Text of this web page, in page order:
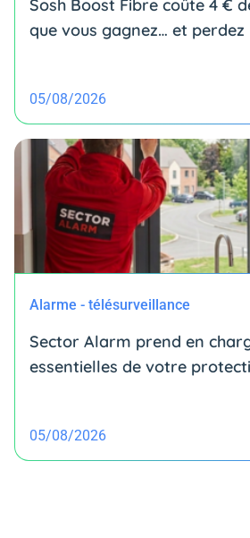
Sosh Boost Fibre coûte 4 €
que vous gagnez… et perdez
05/08/2026
Alarme - télésurveillance
Sector Alarm prend en
essentielles de votre
05/08/2026